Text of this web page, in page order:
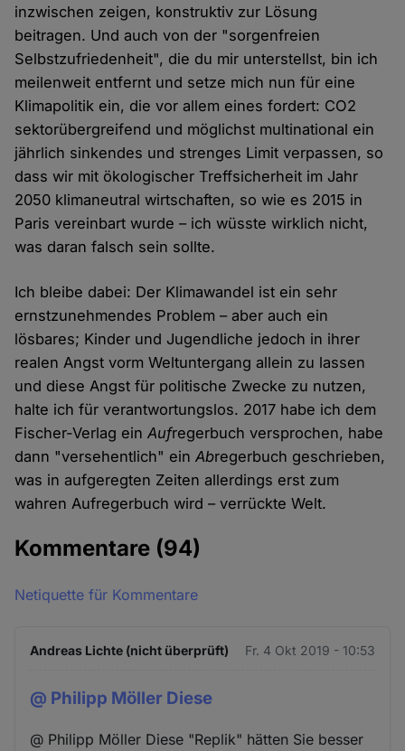
inzwischen zeigen, konstruktiv zur Lösung
beitragen. Und auch von der "sorgenfreien
Selbstzufriedenheit", die du mir unterstellst, bin ich
meilenweit entfernt und setze mich nun für eine
Klimapolitik ein, die vor allem eines fordert: CO2
sektorübergreifend und möglichst multinational ein
jährlich sinkendes und strenges Limit verpassen, so
dass wir mit ökologischer Treffsicherheit im Jahr
2050 klimaneutral wirtschaften, so wie es 2015 in
Paris vereinbart wurde – ich wüsste wirklich nicht,
was daran falsch sein sollte.
Ich bleibe dabei: Der Klimawandel ist ein sehr
ernstzunehmendes Problem – aber auch ein
lösbares; Kinder und Jugendliche jedoch in ihrer
realen Angst vorm Weltuntergang allein zu lassen
und diese Angst für politische Zwecke zu nutzen,
halte ich für verantwortungslos. 2017 habe ich dem
Fischer-Verlag einAufregerbuch versprochen, habe
dann "versehentlich" einAbregerbuch geschrieben,
was in aufgeregten Zeiten allerdings erst zum
wahren Aufregerbuch wird – verrückte Welt.
Kommentare (94)
Netiquette für Kommentare
Andreas Lichte (nicht überprüft) Fr. 4 Okt 2019 - 10:53
@ Philipp Möller Diese
@ Philipp Möller Diese "Replik" hätten Sie besser